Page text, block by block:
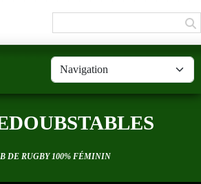
DE RUGBY 100% FÉMININ